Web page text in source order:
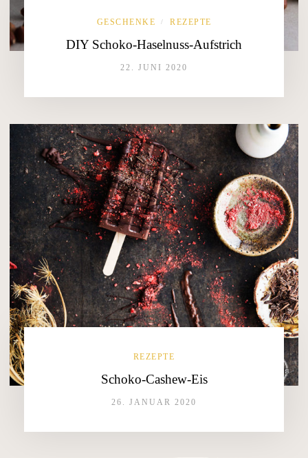
GESCHENKE / REZEPTE
DIY Schoko-Haselnuss-Aufstrich
22. JUNI 2020
REZEPTE
Schoko-Cashew-Eis
26. JANUAR 2020